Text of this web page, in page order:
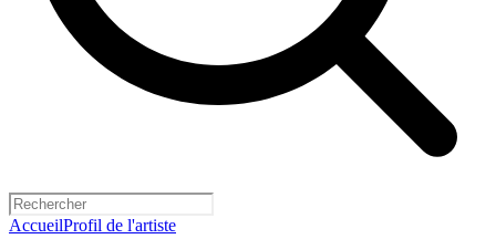
AccueilProfil de l'artiste